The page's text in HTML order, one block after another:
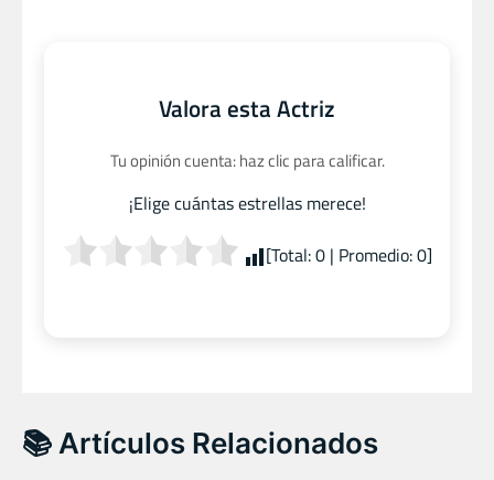
Valora esta Actriz
Tu opinión cuenta: haz clic para calificar.
¡Elige cuántas estrellas merece!
[Total:0| Promedio:0]
📚 Artículos Relacionados